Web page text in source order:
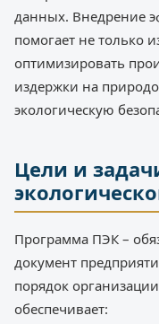
данных. Внедрение
помогает не только
оптимизировать
издержки на
экологическую
Цели и
Программа ПЭК –
документ
порядок
обеспечивает: